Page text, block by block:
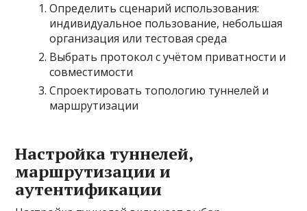
Определить сценарий использования:
индивидуальное пользование, небольшая
организация или тестовая среда
Выбрать протокол с учётом приватности и
совместимости
Спроектировать топологию туннелей и
маршрутизации
Настройка туннелей,
маршрутизации и
аутентификации